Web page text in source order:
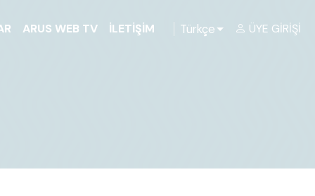
ARUS WEB TV İLETIŞIM Türkçe ÜYE GIRIŞI